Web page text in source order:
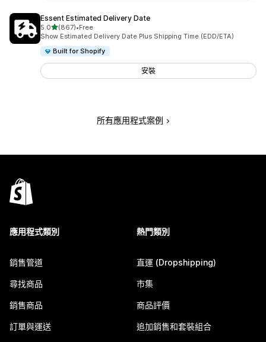
Essent Estimated Delivery Date
5.0滿分 5 顆星
(867)
共有 867 則評價
•Free
Show Estimated Delivery Date Plus Shipping Time (EDD/ETA)
Built for Shopify
安裝
所有應用程式案例
應用程式類別
銷售管道
尋找商品
銷售商品
訂單與運送
熱門類別
直運 (Dropshipping)
市集
商品評價
追加銷售和套裝組合